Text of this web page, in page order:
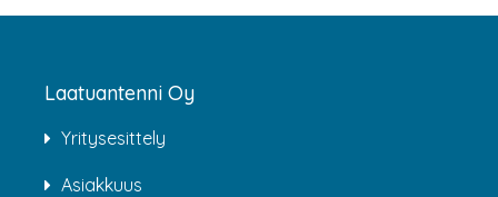
Laatuantenni Oy
Yritysesittely
Asiakkuus